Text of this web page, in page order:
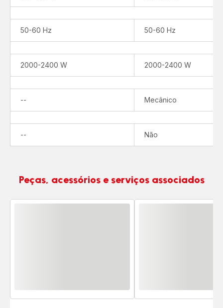
50-60 Hz 50-60 Hz
2000-2400 W 2000-2400 W
--
disponível
Mecânico
--
disponível
Não
Peças, acessórios e serviços associados